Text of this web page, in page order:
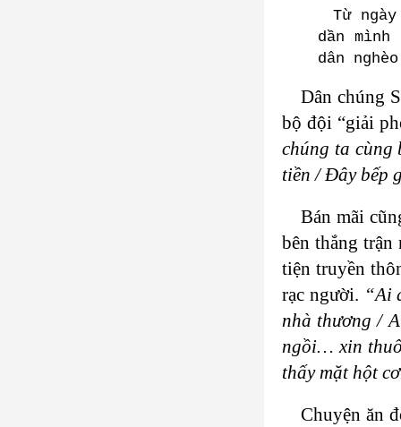
Từ
dần
dân
Dân chúng
bộ đội “giải
chúng ta cùng
tiền / Ðây bếp
Bán mãi
bên thắng
tiện truyền
rạc người. “Ai
nhà thương /
ngồi… xin
thấy mặt hột
Chuyện ăn